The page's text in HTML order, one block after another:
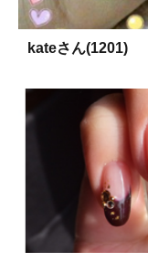
kateさん(1201)